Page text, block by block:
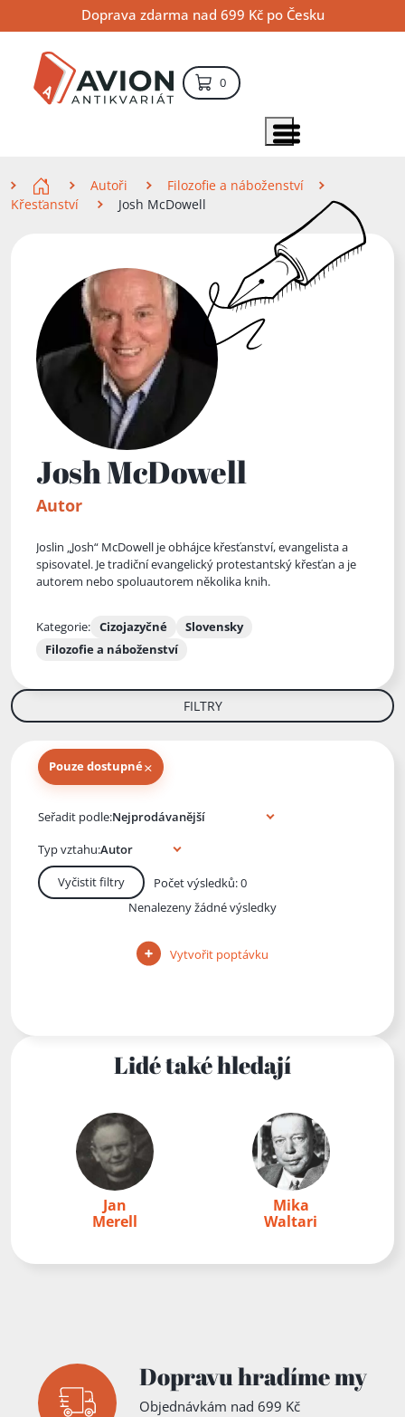
na
obsah
na
navigaci
na
vyhledávání
Doprava zdarma nad 699 Kč po Česku
0položek – košík
Zobrazit položky menu
Autoři
Filozofie a náboženství
Křesťanství
Josh McDowell
Josh McDowell
Autor
Joslin „Josh“ McDowell je obhájce křesťanství, evangelista a
spisovatel. Je tradiční evangelický protestantský křesťan a je
autorem nebo spoluautorem několika knih.
Kategorie: Cizojazyčné
Slovensky
Filozofie a náboženství
FILTRY
Pouze dostupné×
Seřadit podle:
Typ vztahu:
Vyčistit filtry
Počet výsledků: 0
Nenalezeny žádné výsledky
Vytvořit poptávku
Lidé také hledají
Jan
Merell
Mika
Waltari
Dopravu hradíme my
Objednávkám nad 699 Kč